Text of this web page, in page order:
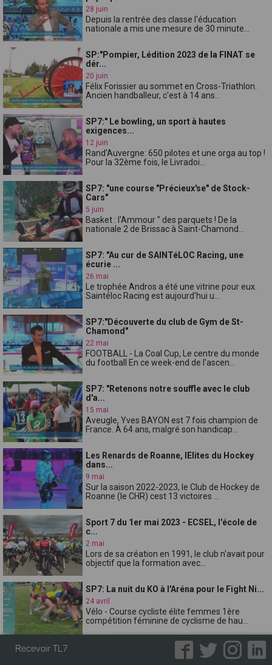
28 juin
Depuis la rentrée des classe l'éducation
nationale a mis une mesure de 30 minute...
SP:"Pompier, Lédition 2023 de la FINAT se
dér...
20 juin
Félix Forissier au sommet en Cross-Triathlon.
Ancien handballeur, c'est à 14 ans...
SP7:" Le bowling, un sport à hautes
exigences...
12 juin
Rand'Auvergne: 650 pilotes et une orga au top !
Pour la 32ème fois, le Livradoi...
SP7: "une course "Précieux'se" de Stock-
Cars"
5 juin
Basket : l'Ammour " des parquets ! De la
nationale 2 de Brissac à Saint-Chamond...
SP7: "Au cur de SAINTéLOC Racing, une
écurie ...
26 mai
Le trophée Andros a été une vitrine pour eux.
Saintéloc Racing est aujourd'hui u...
SP7:"Découverte du club de Gym de St-
Chamond"
22 mai
FOOTBALL - La Coal Cup, Le centre du monde
du football En ce week-end de l'ascen...
SP7: "Retenons notre souffle avec le club
d'a...
15 mai
Aveugle, Yves BAYON est 7 fois champion de
France. À 64 ans, malgré son handicap...
Les Renards de Roanne, lElites du Hockey
dans...
9 mai
Sur la saison 2022-2023, le Club de Hockey de
Roanne (le CHR) cest 13 victoires ...
Sport 7 du 1er mai 2023 - ECSEL, l'école de
c...
2 mai
Lors de sa création en 1991, le club n'avait pour
objectif que la formation avec...
SP7: La nuit du KO à l'Aréna pour le Fight Ni...
24 avril
Vélo - Course cycliste élite femmes 1ère
compétition féminine de cyclisme de hau...
SP7: "Quels sont aujourdhui les canons de
Recevoir TL7